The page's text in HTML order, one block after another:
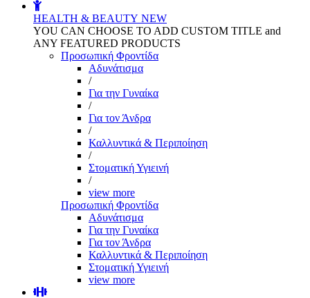
HEALTH & BEAUTY NEW
YOU CAN CHOOSE TO ADD CUSTOM TITLE and
ANY FEATURED PRODUCTS
Προσωπική Φροντίδα
Αδυνάτισμα
/
Για την Γυναίκα
/
Για τον Άνδρα
/
Καλλυντικά & Περιποίηση
/
Στοματική Υγιεινή
/
view more
Προσωπική Φροντίδα
Αδυνάτισμα
Για την Γυναίκα
Για τον Άνδρα
Καλλυντικά & Περιποίηση
Στοματική Υγιεινή
view more